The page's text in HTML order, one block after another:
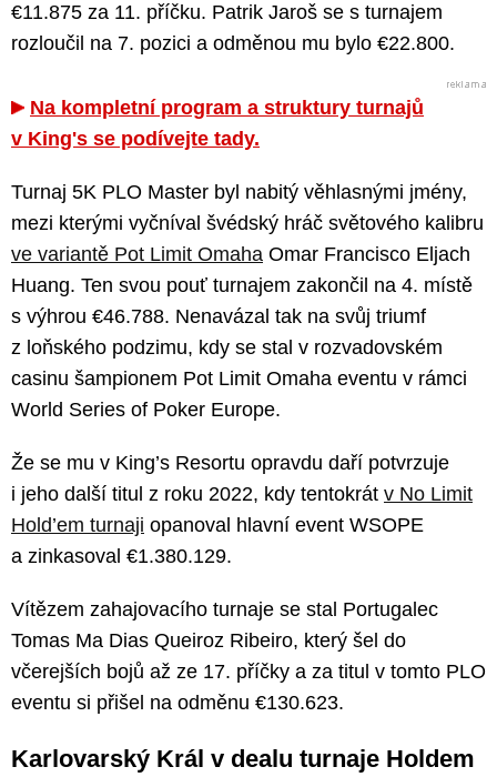
€11.875 za 11. příčku. Patrik Jaroš se s turnajem
rozloučil na 7. pozici a odměnou mu bylo €22.800.
Na kompletní program a struktury turnajů
v King's se podívejte tady.
Turnaj 5K PLO Master byl nabitý věhlasnými jmény,
mezi kterými vyčníval švédský hráč světového kalibru
ve variantě Pot Limit Omaha Omar Francisco Eljach
Huang. Ten svou pouť turnajem zakončil na 4. místě
s výhrou €46.788. Nenavázal tak na svůj triumf
z loňského podzimu, kdy se stal v rozvadovském
casinu šampionem Pot Limit Omaha eventu v rámci
World Series of Poker Europe.
Že se mu v King’s Resortu opravdu daří potvrzuje
i jeho další titul z roku 2022, kdy tentokrát v No Limit
Hold’em turnaji opanoval hlavní event WSOPE
a zinkasoval €1.380.129.
Vítězem zahajovacího turnaje se stal Portugalec
Tomas Ma Dias Queiroz Ribeiro, který šel do
včerejších bojů až ze 17. příčky a za titul v tomto PLO
eventu si přišel na odměnu €130.623.
Karlovarský Král v dealu turnaje Holdem